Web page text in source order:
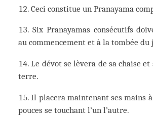
Ceci constitue un Pranayama
Six Pranayamas consécutifs
au commencement et à la tombée du
Le dévot se lèvera de sa chaise
terre.
Il placera maintenant ses mains
pouces se touchant l’un l’autre.